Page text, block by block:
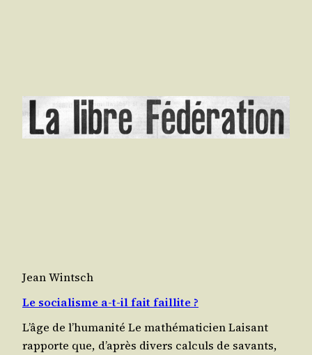
Jean Wintsch
Le socialisme a‑t-il fait faillite ?
L’âge de l’humanité Le mathé­ma­ti­cien Lai­sant
rap­porte que, d’après divers cal­culs de savants,